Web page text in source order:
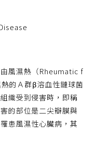
風濕熱（Rheumatic f
的Ａ群β溶血性鏈球菌
織受到侵害時，即稱
的部位是二尖瓣膜與
患風濕性心臟病，其